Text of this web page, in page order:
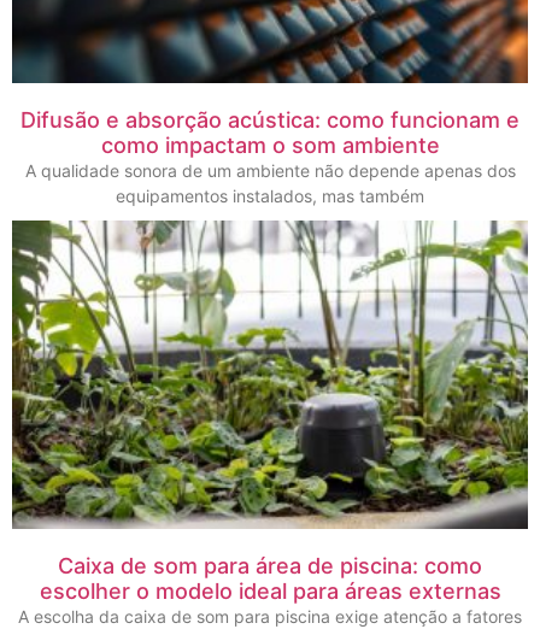
Difusão e absorção acústica: como funcionam e
como impactam o som ambiente
A qualidade sonora de um ambiente não depende apenas dos
equipamentos instalados, mas também
Caixa de som para área de piscina: como
escolher o modelo ideal para áreas externas
A escolha da caixa de som para piscina exige atenção a fatores